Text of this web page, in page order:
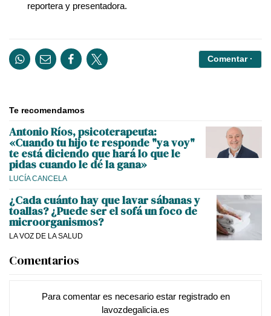
reportera y presentadora.
Comentar ·
Te recomendamos
Antonio Ríos, psicoterapeuta:
«Cuando tu hijo te responde "ya voy"
te está diciendo que hará lo que le
pidas cuando le dé la gana»
LUCÍA CANCELA
¿Cada cuánto hay que lavar sábanas y
toallas? ¿Puede ser el sofá un foco de
microorganismos?
LA VOZ DE LA SALUD
Comentarios
Para comentar es necesario estar registradoen
lavozdegalicia.es